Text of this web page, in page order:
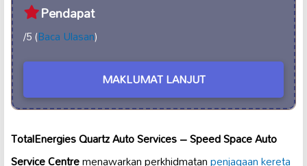
Pendapat
/5 (Baca Ulasan)
MAKLUMAT LANJUT
TotalEnergies Quartz Auto Services – Speed Space Auto
Service Centremenawarkan perkhidmatanpenjagaan kereta